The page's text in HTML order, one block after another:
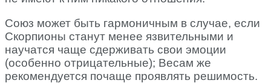
Союз может быть гармоничным в случае, если
Скорпионы станут менее язвительными и
научатся чаще сдерживать свои эмоции
(особенно отрицательные); Весам же
рекомендуется почаще проявлять решимость.